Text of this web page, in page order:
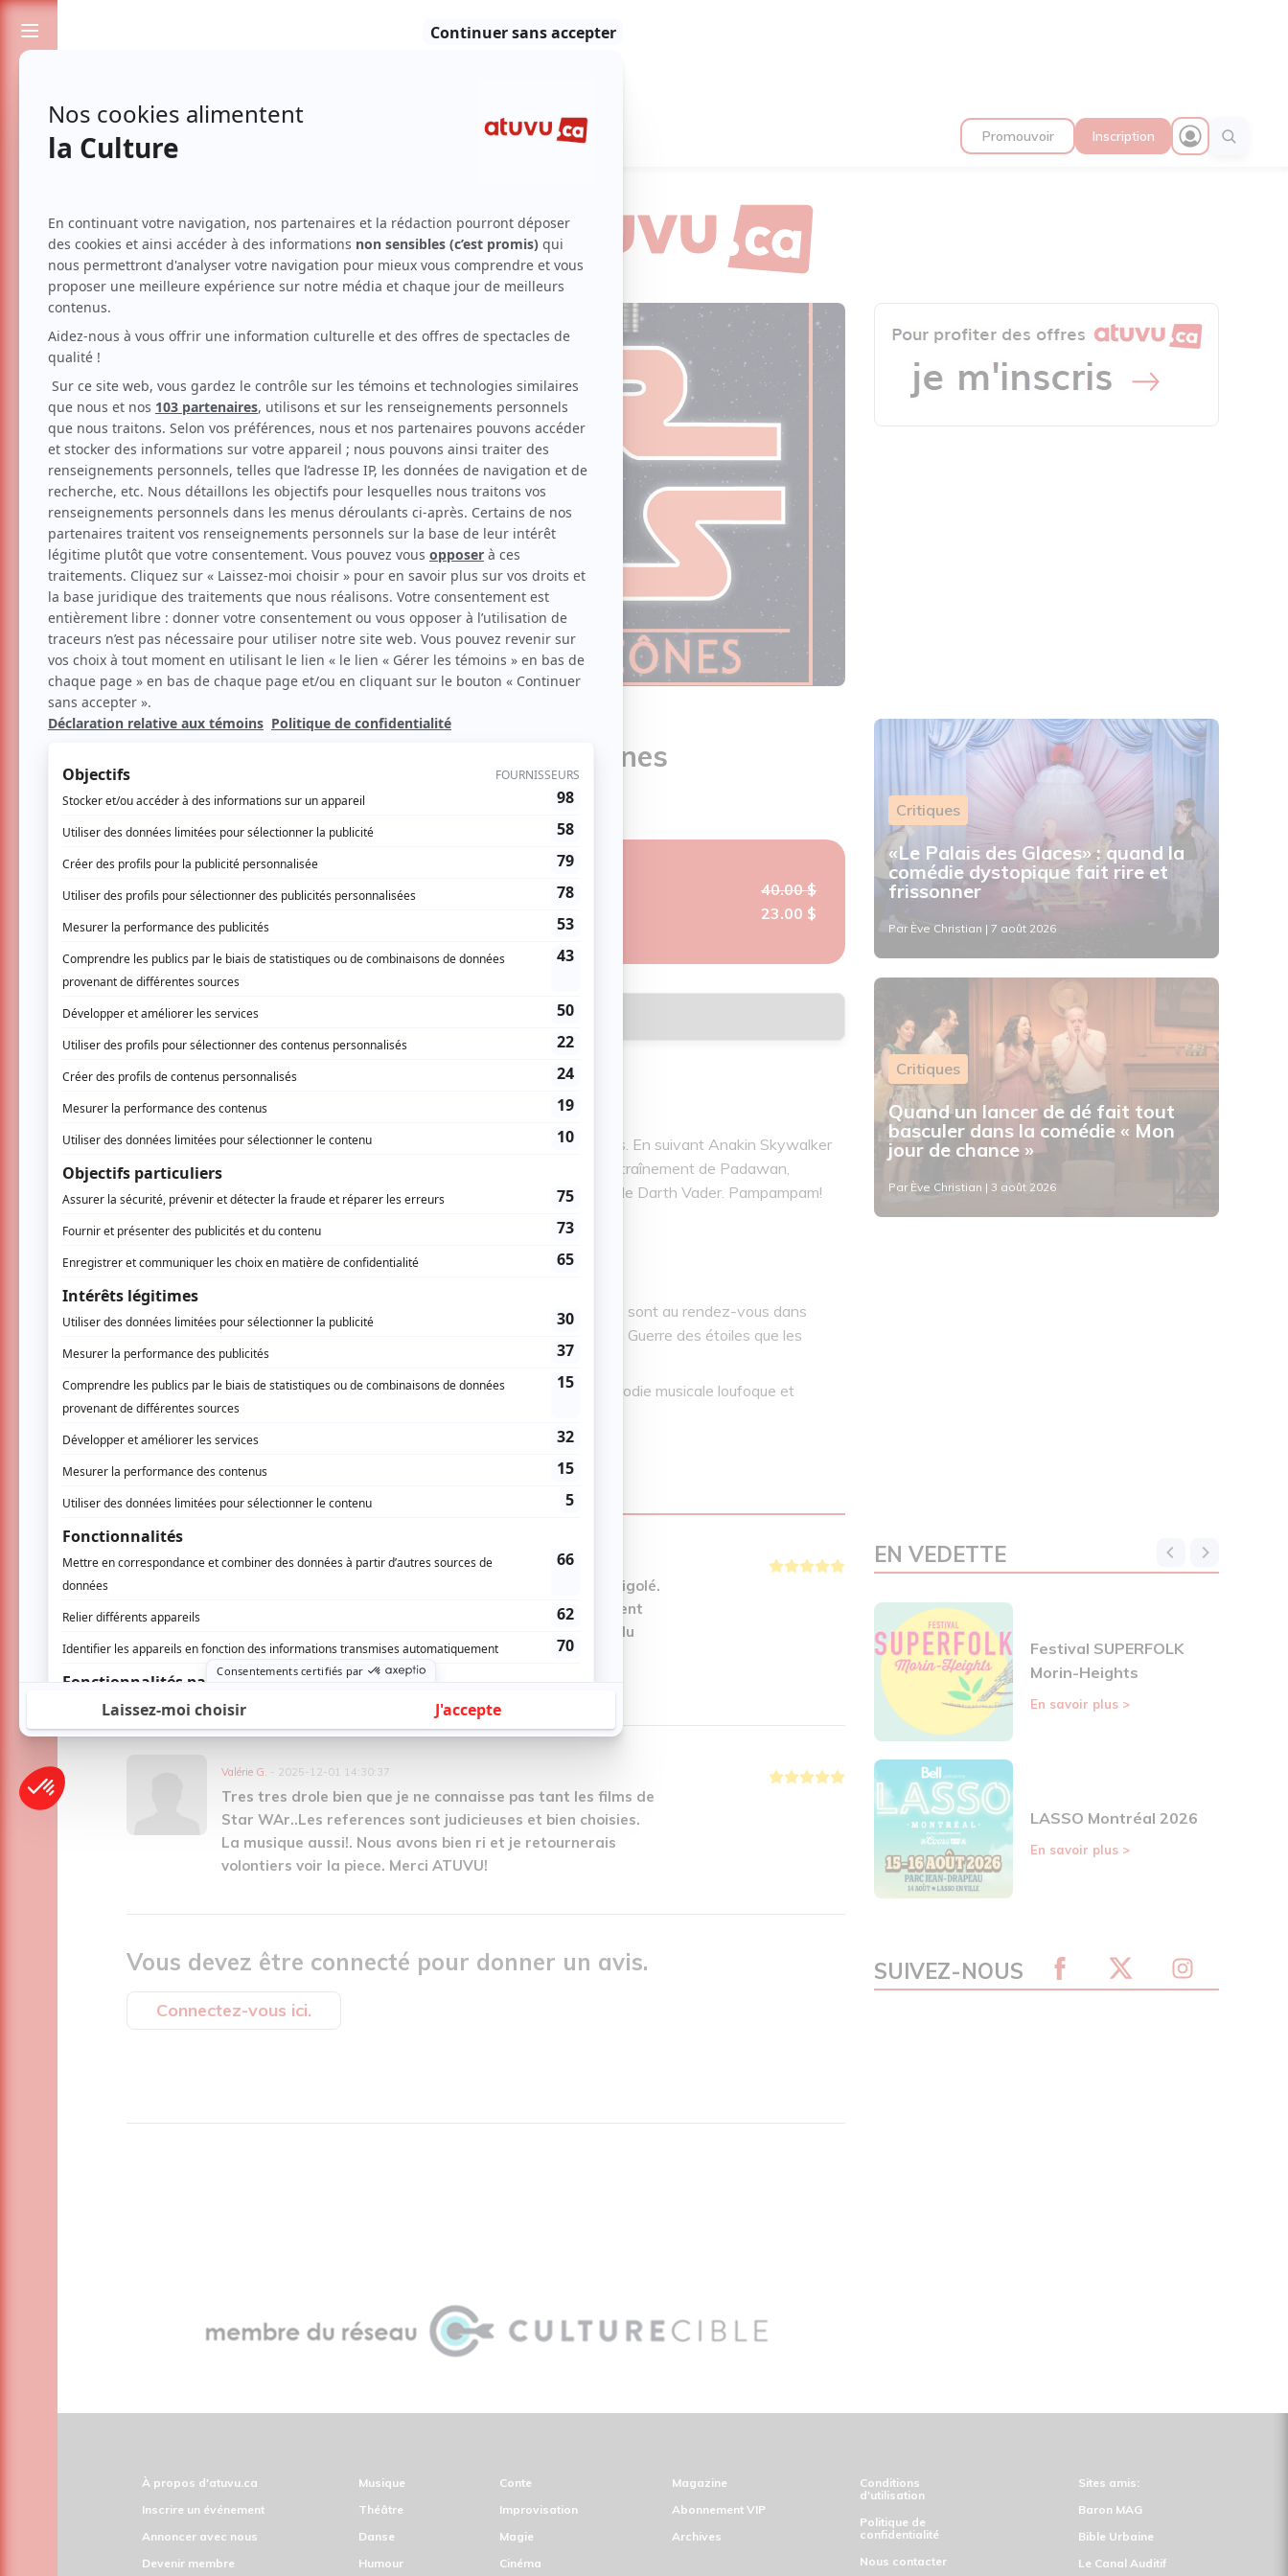
Passionnés de spectacles et de culture Promouvoir Inscription
Théâtre
Star Wars d'icitte : La guerre des cônes
Voir les avis -->
6 juin 2026 - 20h00
La Comédie de Montréal
1113, boul. De Maisonneuve E.,
Montréal
40.00 $
23.00 $
Adaptation musicale, satirique et déjantée de la prélogie de George Lucas. En suivant Anakin Skywalker
d’une course de chars sur le circuit Gilles-Villeneuve de Tatooine à son entraînement de Padawan,
découvrez l’origine de la guerre des cônes, du côté obscur de la Force et de Darth Vader. Pampampam!
DELIRES DE MARIS : L’humour, la musique et les références québécoises sont au rendez-vous dans
cette caricature musicale qui saura séduire autant les fans invétérés de la Guerre des étoiles que les
amateurs de théâtre musical.
LESARTSZE : Des Stormtroopers danseront avec des jedis dans une parodie musicale loufoque et
complètement déjantée
2 COMMENTAIRES DES MEMBRES
Nathalie G. - 2026-06-08 16:08:19
Première fois que je voyais cette troupe. J'ai tellement rigolé.
Les textes, les choix musicaux et les comédien(ne)s étaient
excellents. Ayant déjà fait du théâtre, c'était digne de du
Ionesco. Bravo et merci de nous avoir fait passer une
magnifique soirée 👏♥️👏
Valérie G. - 2025-12-01 14:30:37
Tres tres drole bien que je ne connaisse pas tant les films de
Star WAr..Les references sont judicieuses et bien choisies.
La musique aussi!. Nous avons bien ri et je retournerais
volontiers voir la piece. Merci ATUVU!
Vous devez être connecté pour donner un avis.
Connectez-vous ici.
Critiques
«Le Palais des Glaces» : quand la
comédie dystopique fait rire et
frissonner
Par Ève Christian | 7 août 2026
Critiques
Quand un lancer de dé fait tout
basculer dans la comédie « Mon
jour de chance »
Par Ève Christian | 3 août 2026
EN VEDETTE
Festival SUPERFOLK
Morin-Heights
En savoir plus >
LASSO Montréal 2026
En savoir plus >
SUIVEZ-NOUS
À propos d'atuvu.ca
Inscrire un événement
Annoncer avec nous
Devenir membre
Musique
Théâtre
Danse
Humour
Conte
Improvisation
Magie
Cinéma
Magazine
Abonnement VIP
Archives
Conditions
d'utilisation
Politique de
confidentialité
Nous contacter
Sites amis:
Baron MAG
Bible Urbaine
Le Canal Auditif